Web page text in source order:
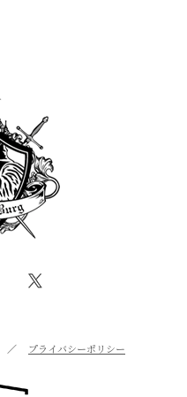
／ プライバシーポリシー